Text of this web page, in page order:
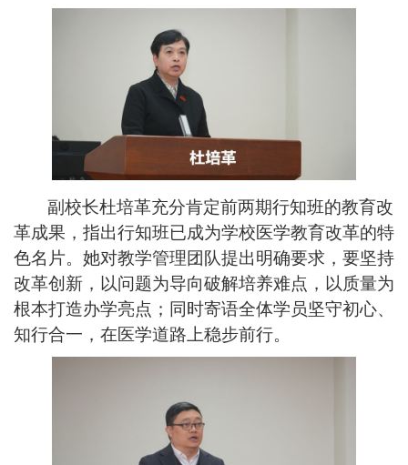
副校长杜培革充分肯定前两期行知班的教育改
革成果，指出行知班已成为学校医学教育改革的特
色名片。她对教学管理团队提出明确要求，要坚持
改革创新，以问题为导向破解培养难点，以质量为
根本打造办学亮点；同时寄语全体学员坚守初心、
知行合一，在医学道路上稳步前行。